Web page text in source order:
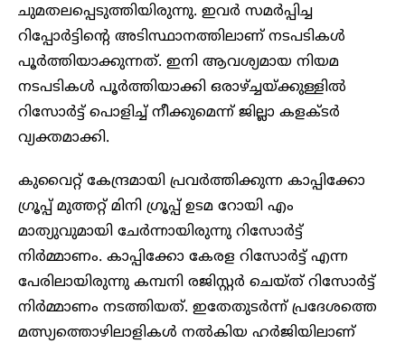
ചുമതലപ്പെടുത്തിയിരുന്നു. ഇവര്‍ സമര്‍പ്പിച്ച
റിപ്പോര്‍ട്ടിന്റെ അടിസ്ഥാനത്തിലാണ് നടപടികള്‍
പൂര്‍ത്തിയാക്കുന്നത്. ഇനി ആവശ്യമായ നിയമ
നടപടികള്‍ പൂര്‍ത്തിയാക്കി ഒരാഴ്ച്ചയ്ക്കുള്ളില്‍
റിസോര്‍ട്ട് പൊളിച്ച് നീക്കുമെന്ന് ജില്ലാ കളക്ടര്‍
വ്യക്തമാക്കി.
കുവൈറ്റ് കേന്ദ്രമായി പ്രവർത്തിക്കുന്ന കാപ്പിക്കോ
ഗ്രൂപ്പ് മുത്തറ്റ് മിനി ഗ്രൂപ്പ് ഉടമ റോയി എം
മാത്യുവുമായി ചേര്‍ന്നായിരുന്നു റിസോര്‍ട്ട്
നിര്‍മ്മാണം. കാപ്പിക്കോ കേരള റിസോര്‍ട്ട് എന്ന
പേരിലായിരുന്നു കമ്പനി രജിസ്റ്റര്‍ ചെയ്ത് റിസോര്‍ട്ട്
നിര്‍മ്മാണം നടത്തിയത്. ഇതേതുടര്‍ന്ന് പ്രദേശത്തെ
മത്സ്യത്തൊഴിലാളികള്‍ നല്‍കിയ ഹര്‍ജിയിലാണ്